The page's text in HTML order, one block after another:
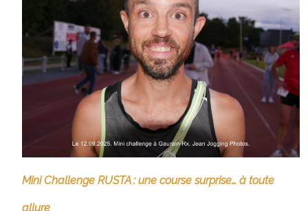
Mini Challenge RUSTA : une course surprise… à toute
allure